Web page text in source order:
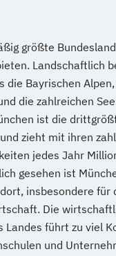
größte
Landschaftlich
die Bayrischen
die zahlreichen
ist die
zieht mit ihren
jedes Jahr
gesehen ist
insbesondere für
Die
Landes führt zu viel
und